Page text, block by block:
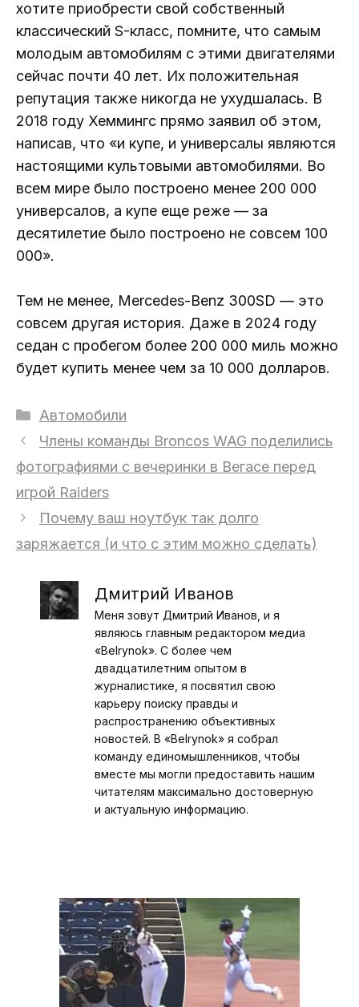
хотите приобрести свой собственный
классический S-класс, помните, что самым
молодым автомобилям с этими двигателями
сейчас почти 40 лет. Их положительная
репутация также никогда не ухудшалась. В
2018 году Хеммингс прямо заявил об этом,
написав, что «и купе, и универсалы являются
настоящими культовыми автомобилями. Во
всем мире было построено менее 200 000
универсалов, а купе еще реже — за
десятилетие было построено не совсем 100
000».
Тем не менее, Mercedes-Benz 300SD — это
совсем другая история. Даже в 2024 году
седан с пробегом более 200 000 миль можно
будет купить менее чем за 10 000 долларов.
Рубрики
Автомобили
Члены команды Broncos WAG поделились
фотографиями с вечеринки в Вегасе перед
игрой Raiders
Почему ваш ноутбук так долго
заряжается (и что с этим можно сделать)
Дмитрий Иванов
Меня зовут Дмитрий Иванов, и я
являюсь главным редактором медиа
«Belrynok». С более чем
двадцатилетним опытом в
журналистике, я посвятил свою
карьеру поиску правды и
распространению объективных
новостей. В «Belrynok» я собрал
команду единомышленников, чтобы
вместе мы могли предоставить нашим
читателям максимально достоверную
и актуальную информацию.